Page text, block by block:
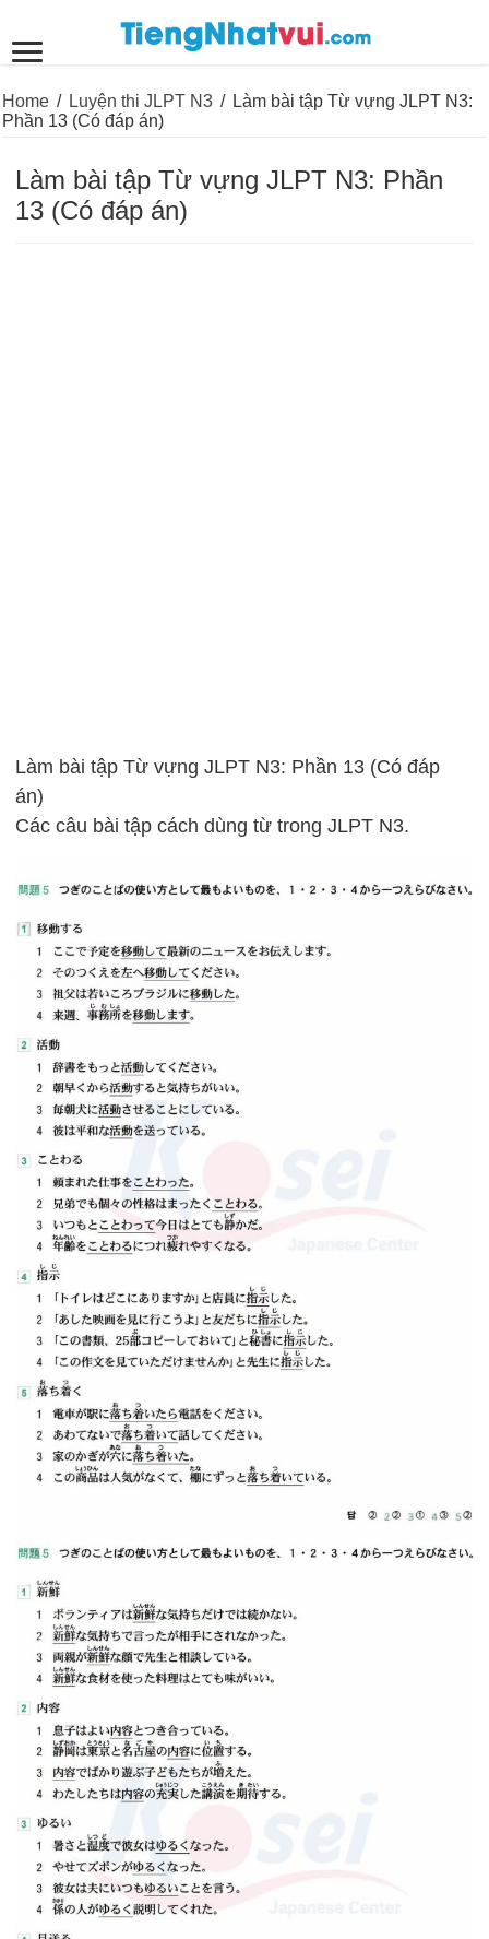
Home / Luyện thi JLPT N3 / Làm bài tập Từ vựng JLPT N3:
Phần 13 (Có đáp án)
Làm bài tập Từ vựng JLPT N3: Phần
13 (Có đáp án)
Làm bài tập Từ vựng JLPT N3: Phần 13 (Có đáp
án)
Các câu bài tập cách dùng từ trong JLPT N3.